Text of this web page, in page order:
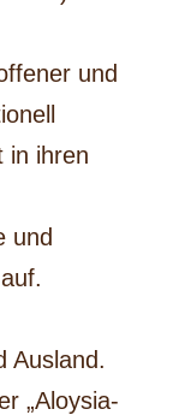
und
in ihren
und
Ausland.
„Aloysia-